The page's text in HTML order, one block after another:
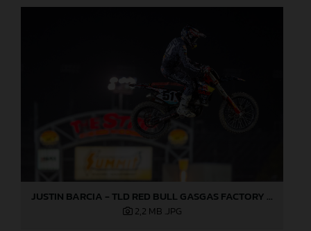
JUSTIN BARCIA - TLD RED BULL GASGAS FACTORY RACING - LAS VEGAS 02
2,2 MB .JPG